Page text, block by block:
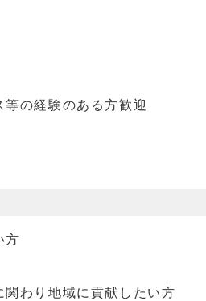
の経験のある方歓迎
方
関わり地域に貢献したい方